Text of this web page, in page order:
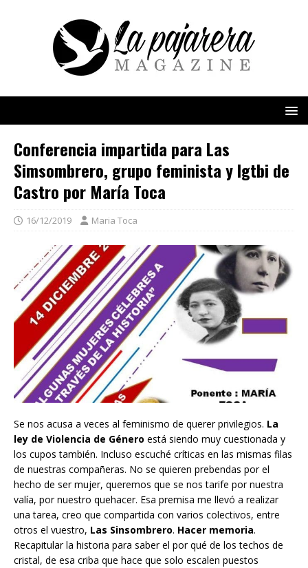
Conferencia impartida para Las
Simsombrero, grupo feminista y lgtbi de
Castro por María Toca
16/12/2019 Maria Toca
Se nos acusa a veces al feminismo de querer privilegios. La
ley de Violencia de Género está siendo muy cuestionada y
los cupos también. Incluso escuché críticas en las mismas filas
de nuestras compañeras. No se quieren prebendas por el
hecho de ser mujer, queremos que se nos tarife por nuestra
valía, por nuestro quehacer. Esa premisa me llevó a realizar
una tarea, creo que compartida con varios colectivos, entre
otros el vuestro, Las Sinsombrero. Hacer memoria.
Recapitular la historia para saber el por qué de los techos de
cristal, de esa criba que hace que solo escalen puestos